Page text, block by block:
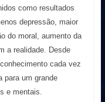
como resultados
depressão, maior
do moral, aumento da
a realidade. Desde
cada vez
para um grande
e mentais.